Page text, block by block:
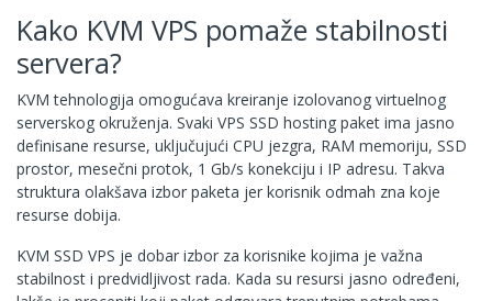
Kako KVM VPS pomaže stabilnosti
servera?
KVM tehnologija omogućava kreiranje izolovanog virtuelnog
serverskog okruženja. Svaki VPS SSD hosting paket ima jasno
definisane resurse, uključujući CPU jezgra, RAM memoriju, SSD
prostor, mesečni protok, 1 Gb/s konekciju i IP adresu. Takva
struktura olakšava izbor paketa jer korisnik odmah zna koje
resurse dobija.
KVM SSD VPS je dobar izbor za korisnike kojima je važna
stabilnost i predvidljivost rada. Kada su resursi jasno određeni,